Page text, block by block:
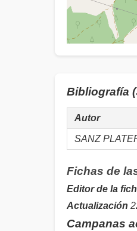
Bibliografía
Autor
SANZ
Fichas de
Editor de la
Actualización
Campanas